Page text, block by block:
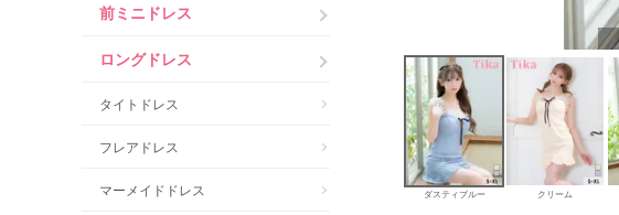
前ミニドレス
ロングドレス
タイトドレス
フレアドレス
マーメイドドレス ダスティブルー クリーム